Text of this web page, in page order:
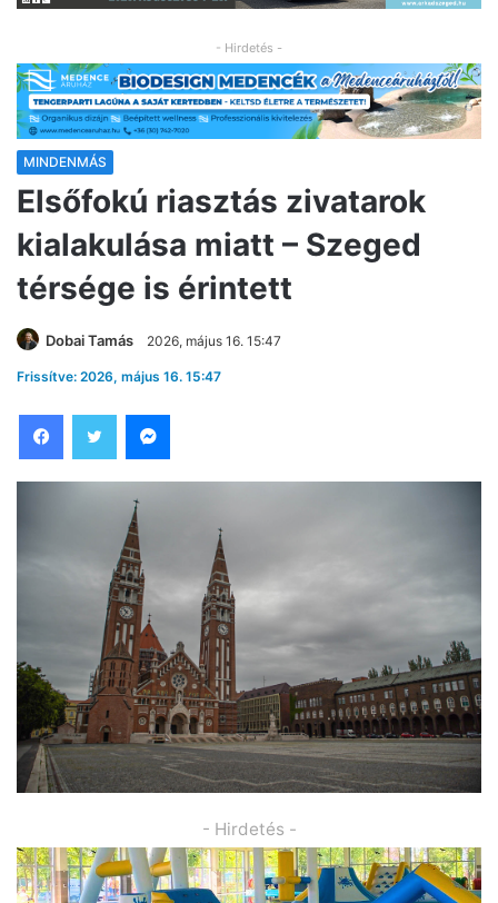
- Hirdetés -
MINDENMÁS
Elsőfokú riasztás zivatarok
kialakulása miatt – Szeged
térsége is érintett
Dobai Tamás 2026, május 16. 15:47
Frissítve: 2026, május 16. 15:47
- Hirdetés -